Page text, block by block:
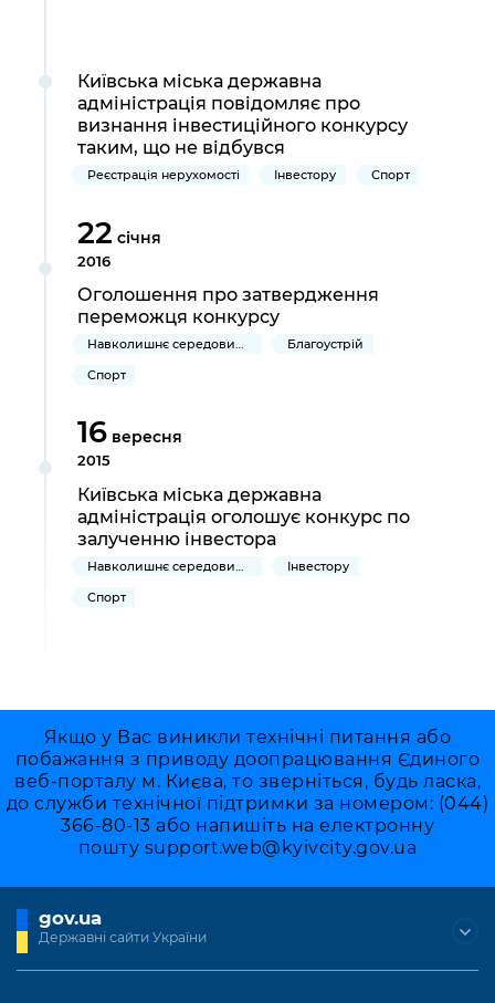
Київська міська державна
адміністрація повідомляє про
визнання інвестиційного конкурсу
таким, що не відбувся
Реєстрація нерухомості Інвестору Спорт
22 січня
2016
Оголошення про затвердження
переможця конкурсу
Навколишнє середовище міста
Благоустрій
Спорт
16 вересня
2015
Київська міська державна
адміністрація оголошує конкурс по
залученню інвестора
Навколишнє середовище міста
Інвестору
Спорт
Якщо у Вас виникли технічні питання або
побажання з приводу доопрацювання Єдиного
веб-порталу м. Києва, то зверніться, будь ласка,
до служби технічної підтримки за номером: (044)
366-80-13 або напишіть на електронну
пошту support.web@kyivcity.gov.ua
gov.ua
Державні сайти України